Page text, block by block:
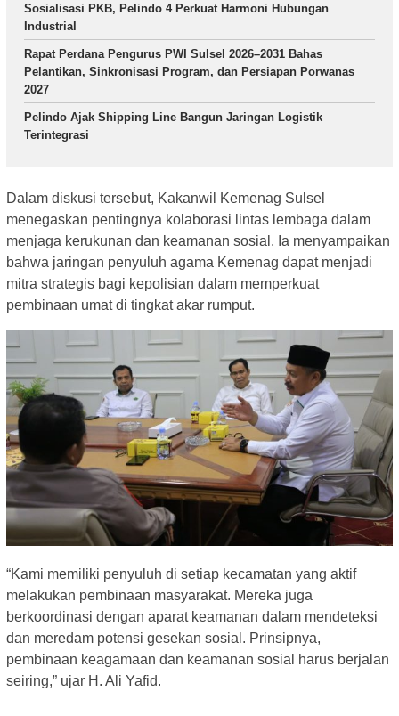
Sosialisasi PKB, Pelindo 4 Perkuat Harmoni Hubungan
Industrial
Rapat Perdana Pengurus PWI Sulsel 2026–2031 Bahas
Pelantikan, Sinkronisasi Program, dan Persiapan Porwanas
2027
Pelindo Ajak Shipping Line Bangun Jaringan Logistik
Terintegrasi
Dalam diskusi tersebut, Kakanwil Kemenag Sulsel
menegaskan pentingnya kolaborasi lintas lembaga dalam
menjaga kerukunan dan keamanan sosial. Ia menyampaikan
bahwa jaringan penyuluh agama Kemenag dapat menjadi
mitra strategis bagi kepolisian dalam memperkuat
pembinaan umat di tingkat akar rumput.
“Kami memiliki penyuluh di setiap kecamatan yang aktif
melakukan pembinaan masyarakat. Mereka juga
berkoordinasi dengan aparat keamanan dalam mendeteksi
dan meredam potensi gesekan sosial. Prinsipnya,
pembinaan keagamaan dan keamanan sosial harus berjalan
seiring,” ujar H. Ali Yafid.